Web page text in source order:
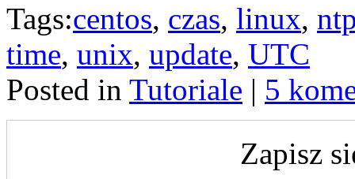
Tags:centos, czas, linux,
time, unix, update, UTC
Posted in Tutoriale | 5
Zapisz